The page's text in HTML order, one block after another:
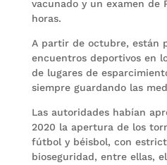
vacunado y un examen de
horas.
A partir de octubre, están
encuentros deportivos en
de lugares de
siempre guardando las
Las autoridades habían
2020 la apertura de los
fútbol y béisbol, con
bioseguridad, entre ellas,